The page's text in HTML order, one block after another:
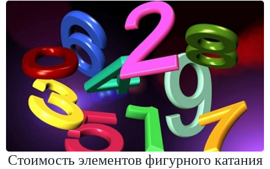
Стоимость элементов фигурного катания